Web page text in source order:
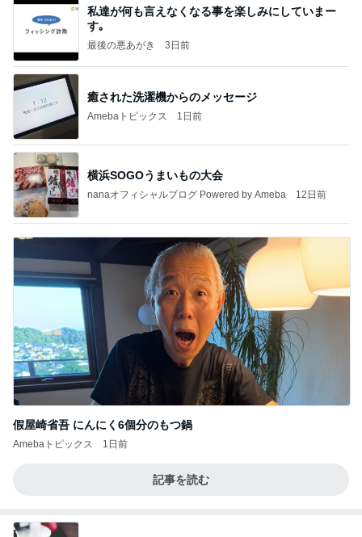
私達が何も言えなくなる事を楽しみにしていまー
す｡
最後の悪あがき 3日前
癒された洗濯機からのメッセージ
Amebaトピックス 1日前
横浜SOGOうまいもの大会
nanaオフィシャルブログ Powered by Ameba 12日前
假屋崎省吾 にんにく6個分のもつ鍋
Amebaトピックス 1日前
記事を読む